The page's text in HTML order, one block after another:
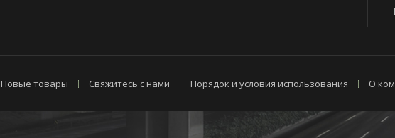
Новые товары Свяжитесь с нами Порядок и условия использования О